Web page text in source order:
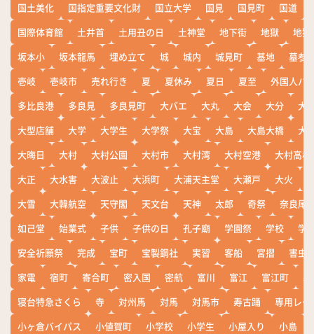
国土美化
国指定重要文化財 国立大学 国見 国見町 国道
国際体育館
土井首 土用丑の日 土神堂 地下街 地獄
地獄
坂本小
坂本龍馬 埋め立て 城 城内 城見町 基地
墓参
壱岐
壱岐市 売れ行き 夏 夏休み 夏日 夏至
外国人バ
多比良港
多良見 多良見町 大バエ 大丸 大会 大分
大
大型店舗
大学 大学生 大学祭 大宝 大島 大島大橋
大
大晦日
大村 大村公園 大村市 大村湾 大村空港
大村高校
大正
大水害 大波止 大浜町 大浦天主堂 大瀬戸 大火
大雪
大韓航空 天守閣 天文台 天神 太郎 奇祭
奈良尾
如己堂
始業式 子供 子供の日 孔子廟 学園祭 学校
学
安全祈願祭
完成 宝町 宝製鋼社 実習 客船 宮摺
害虫
家電
宿町 寄合町 密入国 密航 富川 富江 富江町
寝台特急さくら
寺 対州馬 対馬 対馬市 寿古踊
専用レー
小ヶ倉バイパス
小値賀町 小学校 小学生 小屋入り 小島